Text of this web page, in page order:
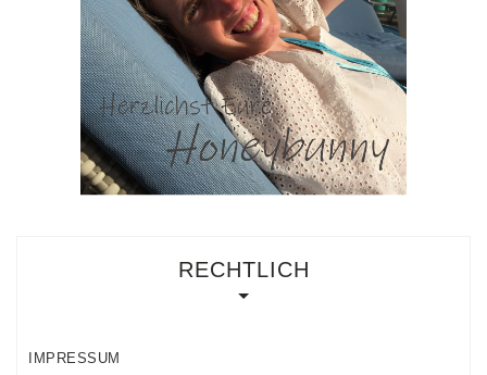
RECHTLICH
IMPRESSUM